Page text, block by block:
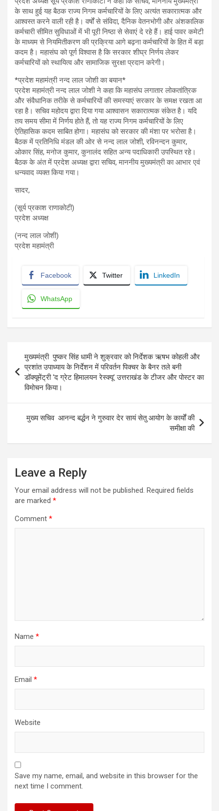
के साथ हुई यह बैठक राज्य निगम कर्मचारियों के लिए अत्यंत सकारात्मक और
आश्वस्त करने वाली रही है। वर्षों से संविदा, दैनिक वेतनभोगी और अंशकालिक
कर्मचारी सीमित सुविधाओं में भी पूरी निष्ठा से सेवाएं दे रहे हैं। हाई पावर कमेटी
के माध्यम से नियमितीकरण की प्रक्रिया आगे बढ़ना कर्मचारियों के हित में बड़ा
कदम है। महासंघ को पूर्ण विश्वास है कि सरकार शीघ्र निर्णय लेकर
कर्मचारियों को स्थायित्व और सामाजिक सुरक्षा प्रदान करेगी।
*प्रदेश महामंत्री नन्द लाल जोशी का बयान*
प्रदेश महामंत्री नन्द लाल जोशी ने कहा कि महासंघ लगातार लोकतांत्रिक
और संवैधानिक तरीके से कर्मचारियों की समस्याएं सरकार के समक्ष रखता आ
रहा है। सचिव महोदय द्वारा दिया गया आश्वासन सकारात्मक संकेत है। यदि
तय समय सीमा में निर्णय होते हैं, तो यह राज्य निगम कर्मचारियों के लिए
ऐतिहासिक कदम साबित होगा। महासंघ को सरकार की मंशा पर भरोसा है।
बैठक में प्रतिनिधि मंडल की ओर से नन्द लाल जोशी, रविनन्दन कुमार,
ओकार सिंह, मनोज कुमार, कुनालंद सहित अन्य पदाधिकारी उपस्थित रहे।
बैठक के अंत में प्रदेश अध्यक्ष द्वारा सचिव, माननीय मुख्यमंत्री का आभार एवं
धन्यवाद व्यक्त किया गया।
सादर,
(सूर्य प्रकाश राणाकोटी)
प्रदेश अध्यक्ष
(नन्द लाल जोशी)
प्रदेश महामंत्री
Facebook Twitter LinkedIn
WhatsApp
navigation
मुख्यमंत्री पुष्कर सिंह धामी ने शुक्रवार को निर्देशक ऋषभ कोहली और
प्रशांत उपाध्याय के निर्देशन में परिवर्तन पिक्चर के बैनर तले बनी
डॉक्यूमेंट्री ‘द ग्रेट हिमालयन रेस्क्यू’ उत्तराखंड के टीजर और पोस्टर का
विमोचन किया।
मुख्य सचिव आनन्द बर्द्धन ने गुरुवार देर सायं सेतु आयोग के कार्यों की
समीक्षा की
Leave a Reply
Your email address will not be published. Required fields
are marked *
Comment *
Name *
Email *
Website
Save my name, email, and website in this browser for the
next time I comment.